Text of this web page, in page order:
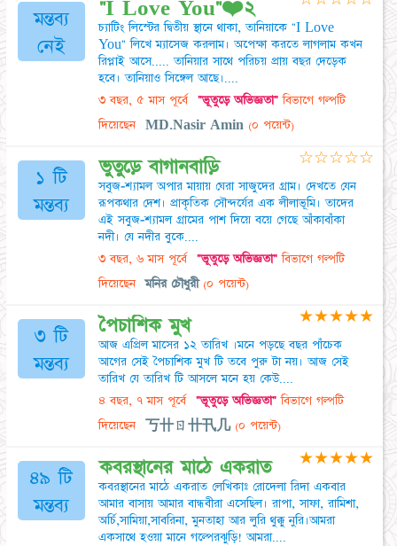
মন্তব্য
নেই
"I Love You"❤️২
চ্যাটিং লিস্টের দ্বিতীয় স্থানে থাকা, তানিয়াকে "I Love
You" লিখে ম্যাসেজ করলাম। অপেক্ষা করতে লাগলাম কখন
রিপ্লাই আসে..... তানিয়ার সাথে পরিচয় প্রায় বছর দেড়েক
হবে। তানিয়াও সিঙ্গেল আছে।....
৩ বছর, ৫ মাস পূর্বে "ভূতুড়ে অভিজ্ঞতা"বিভাগে গল্পটি
দিয়েছেন
MD.Nasir Amin(০ পয়েন্ট)
১ টি
মন্তব্য
ভুতুড়ে বাগানবাড়ি
সবুজ-শ্যামল অপার মায়ায় ঘেরা সাজুদের গ্রাম। দেখতে যেন
রূপকথার দেশ। প্রাকৃতিক সৌন্দর্যের এক লীলাভূমি। তাদের
এই সবুজ-শ্যামল গ্রামের পাশ দিয়ে বয়ে গেছে আঁকাবাঁকা
নদী। যে নদীর বুকে....
৩ বছর, ৬ মাস পূর্বে "ভূতুড়ে অভিজ্ঞতা"বিভাগে গল্পটি
দিয়েছেন
মনির চৌধুরী (০ পয়েন্ট)
☆☆☆☆☆
৩ টি
মন্তব্য
পৈচাশিক মুখ
আজ এপ্রিল মাসের ১২ তারিখ ।মনে পড়ছে বছর পাঁচেক
আগের সেই পৈচাশিক মুখ টি তবে পুরু টা নয়। আজ সেই
তারিখ যে তারিখ টি আসলে মনে হয় কেউ....
৪ বছর, ৭ মাস পূর্বে "ভূতুড়ে অভিজ্ঞতা"বিভাগে গল্পটি
দিয়েছেন
丂卄ㄖ卄卂几(০ পয়েন্ট)
★★★★★
৪৯ টি
মন্তব্য
কবরস্থানের মাঠে একরাত
কবরস্থানের মাঠে একরাত লেখিকাঃ রোদেলা রিদা একবার
আমার বাসায় আমার বান্ধবীরা এসেছিল। রাপা, সাফা, রামিশা,
অর্চি,সামিয়া,সাবরিনা, মুনতাহা আর লুরি থুক্কু নুরি।আমরা
একসাথে হওয়া মানে গল্পেরঝুড়ি! আমরা....
★★★★★